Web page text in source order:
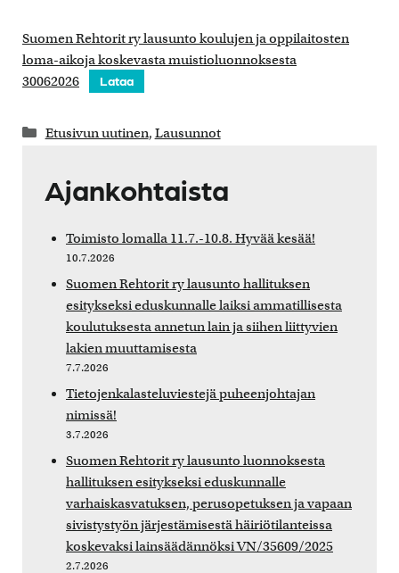
Suomen Rehtorit ry lausunto koulujen ja oppilaitosten
loma-aikoja koskevasta muistioluonnoksesta
30062026
Lataa
Kategoriat
Etusivun uutinen, Lausunnot
Ajankohtaista
Toimisto lomalla 11.7.-10.8. Hyvää kesää!
10.7.2026
Suomen Rehtorit ry lausunto hallituksen
esitykseksi eduskunnalle laiksi ammatillisesta
koulutuksesta annetun lain ja siihen liittyvien
lakien muuttamisesta
7.7.2026
Tietojenkalasteluviestejä puheenjohtajan
nimissä!
3.7.2026
Suomen Rehtorit ry lausunto luonnoksesta
hallituksen esitykseksi eduskunnalle
varhaiskasvatuksen, perusopetuksen ja vapaan
sivistystyön järjestämisestä häiriötilanteissa
koskevaksi lainsäädännöksi VN/35609/2025
2.7.2026